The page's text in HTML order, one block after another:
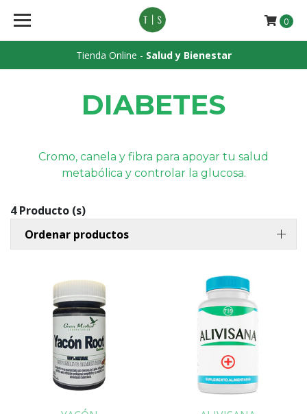
Tienda Online - Salud y Bienestar
0
DIABETES
Cromo, canela y fibra para apoyar tu salud
metabólica y controlar la glucosa.
4 Producto (s)
Ordenar productos